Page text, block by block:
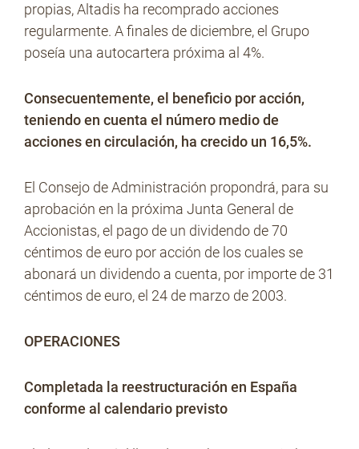
propias, Altadis ha recomprado acciones
regularmente. A finales de diciembre, el Grupo
poseía una autocartera próxima al 4%.
Consecuentemente, el beneficio por acción,
teniendo en cuenta el número medio de
acciones en circulación, ha crecido un 16,5%.
El Consejo de Administración propondrá, para su
aprobación en la próxima Junta General de
Accionistas, el pago de un dividendo de 70
céntimos de euro por acción de los cuales se
abonará un dividendo a cuenta, por importe de 31
céntimos de euro, el 24 de marzo de 2003.
OPERACIONES
Completada la reestructuración en España
conforme al calendario previsto